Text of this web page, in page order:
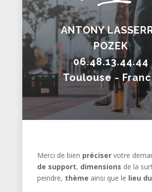
ANTONY
POZEK
06.48.13.44.44
Toulouse -
Merci de bien préciservotre
de support, dimensions de la
peindre, thème ainsi que le lieu